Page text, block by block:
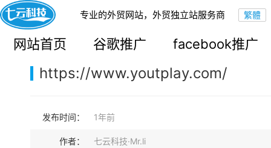
专业的外贸网站，外贸独立站服务商
网站首页 谷歌推广 facebook推广
您的当前位置： 网站首页>案例展示>B2B外贸独立站
https://www.youtplay.com/
发布时间： 1年前
作者： 七云科技·Mr.li